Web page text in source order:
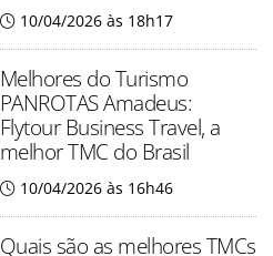
10/04/2026 às 18h17
Melhores do Turismo
PANROTAS Amadeus:
Flytour Business Travel, a
melhor TMC do Brasil
10/04/2026 às 16h46
Quais são as melhores TMCs